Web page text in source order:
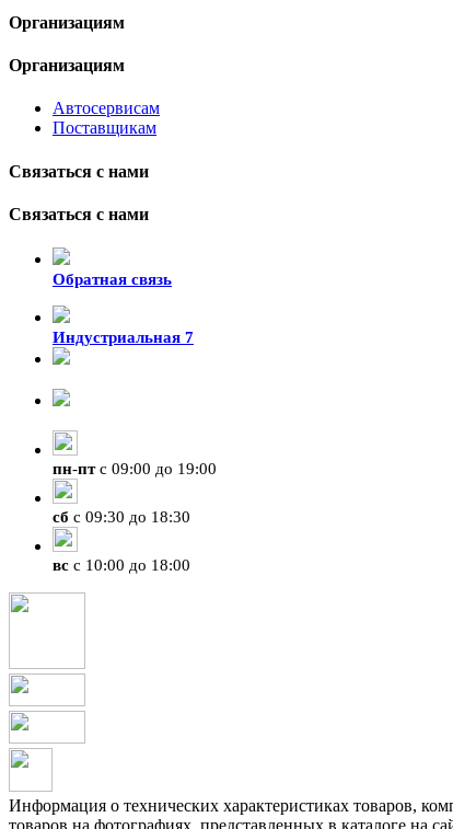
Организациям
Организациям
Автосервисам
Поставщикам
Связаться с нами
Связаться с нами
Обратная связь
Индустриальная 7
пн-птс 09:00 до 19:00
сб с 09:30 до 18:30
вс с 10:00 до 18:00
Информация о технических характеристиках товаров,